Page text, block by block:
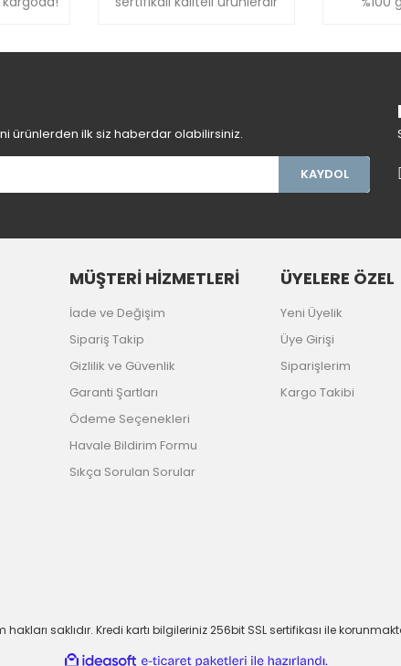
ürünlerden ilk siz haberdar olabilirsiniz.
KAYDOL
MÜŞTERİ HİZMETLERİ
İade ve Değişim
Sipariş Takip
Gizlilik ve Güvenlik
Garanti Şartları
Ödeme Seçenekleri
Havale Bildirim Formu
Sıkça Sorulan Sorular
ÜYELERE ÖZEL
Yeni Üyelik
Üye Girişi
Siparişlerim
Kargo Takibi
hakları saklıdır. Kredi kartı bilgileriniz 256bit SSL sertifikası ile
ideasoft e-